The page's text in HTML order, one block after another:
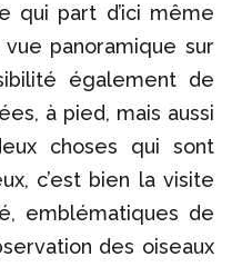
qui part d’ici même
vue panoramique sur
également de
à pied, mais aussi
choses qui sont
c’est bien la visite
emblématiques de
des oiseaux